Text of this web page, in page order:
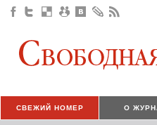
СВЕЖИЙ НОМЕР О